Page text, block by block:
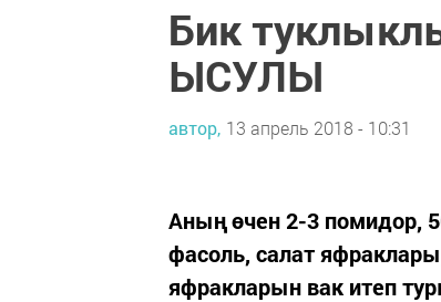
Бик
ЫСУЛЫ
автор, 13 апрель 2018 - 10:31
Аның өчен 2-3 помидор,
фасоль, салат
яфракларын вак итеп